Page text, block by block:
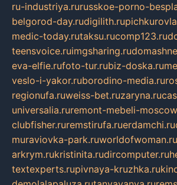
ru-industriya.rurusskoe-porno-
belgorod-day.rudigilith.ru
medic-today.rutaksu.rucomp123.ru
teensvoice.ruimgsharing.ru
eva-elfie.rufoto-tur.rubiz-doska.ru
veslo-i-yakor.ruborodino-media.ru
regionufa.ruweiss-bet.ruzaryna.ru
universalia.ruremont-mebeli-
clubfisher.ruremstirufa.ruerdamchi.ru
muraviovka-park.ruworldofwoman.ru
arkrym.rukristinita.rudircomputer.ru
textexperts.rupivnaya-kruzhka.ru